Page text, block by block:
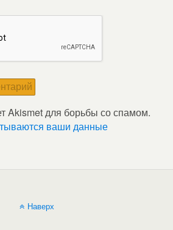
Akismet для борьбы со спамом.
ваши данные
Наверх